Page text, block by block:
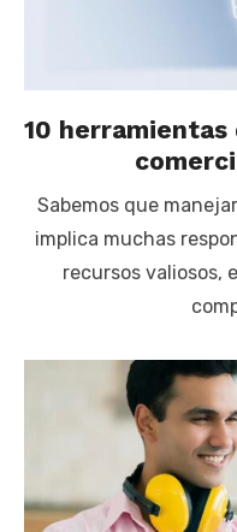
10
Sabemos que
implica muchas
recursos valiosos,